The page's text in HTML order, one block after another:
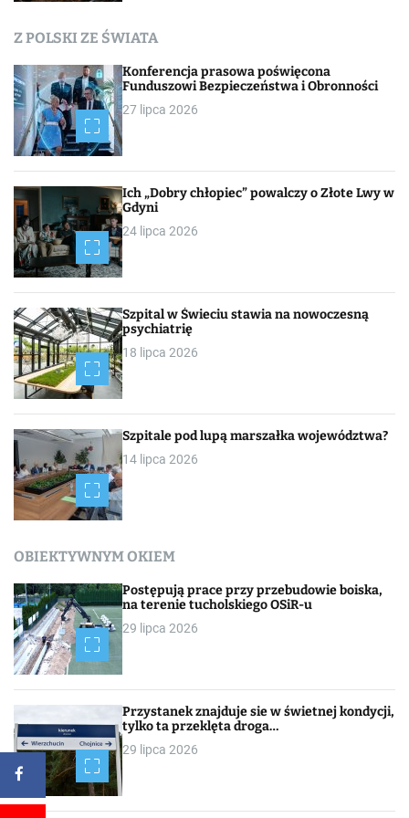
Z POLSKI ZE ŚWIATA
Konferencja prasowa poświęcona
Funduszowi Bezpieczeństwa i Obronności
27 lipca 2026
Ich „Dobry chłopiec” powalczy o Złote Lwy w
Gdyni
24 lipca 2026
Szpital w Świeciu stawia na nowoczesną
psychiatrię
18 lipca 2026
Szpitale pod lupą marszałka województwa?
14 lipca 2026
OBIEKTYWNYM OKIEM
Postępują prace przy przebudowie boiska,
na terenie tucholskiego OSiR-u
29 lipca 2026
Przystanek znajduje sie w świetnej kondycji,
tylko ta przeklęta droga…
29 lipca 2026